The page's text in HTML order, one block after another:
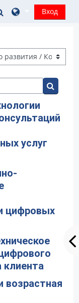
ИзменитьВход
Поиск
услуг
цифровых
клиента
возрастная